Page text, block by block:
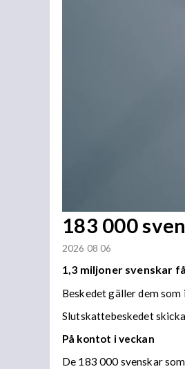
183 000
2026 08 06
1,3 miljoner svenskar
Beskedet gäller dem
Slutskattebeskedet
På kontot i veckan
De 183 000 svenskar